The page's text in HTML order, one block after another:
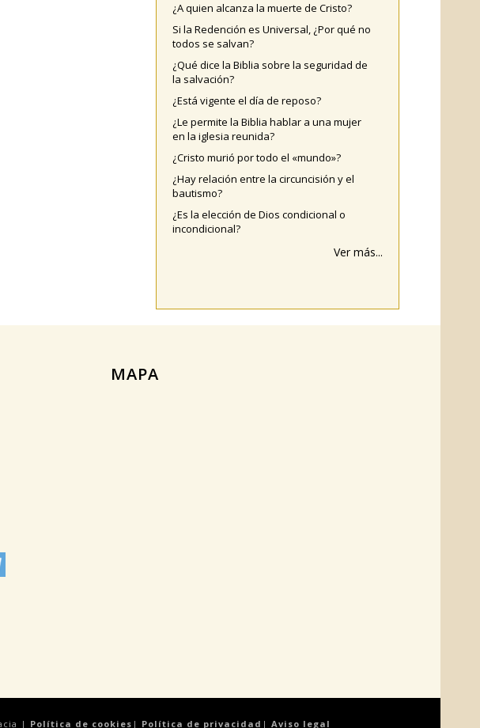
¿A quien alcanza la muerte de Cristo?
Si la Redención es Universal, ¿Por qué no
todos se salvan?
¿Qué dice la Biblia sobre la seguridad de
la salvación?
¿Está vigente el día de reposo?
¿Le permite la Biblia hablar a una mujer
en la iglesia reunida?
¿Cristo murió por todo el «mundo»?
¿Hay relación entre la circuncisión y el
bautismo?
¿Es la elección de Dios condicional o
incondicional?
Ver más...
MAPA
| Política de cookies | Política de privacidad | Aviso legal